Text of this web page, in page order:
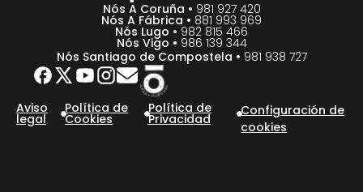
Nós A Coruña • 981 927 420
Nós A Fábrica • 881 993 969
Nós Lugo • 982 815 466
Nós Vigo • 986 139 344
Nós Santiago de Compostela • 981 938 727
Aviso
legal
Política de
Cookies
Política de
Privacidad
Configuración de
cookies